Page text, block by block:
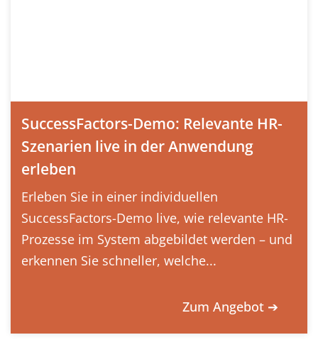
SuccessFactors-Demo: Relevante HR-
Szenarien live in der Anwendung
erleben
Erleben Sie in einer individuellen
SuccessFactors-Demo live, wie relevante HR-
Prozesse im System abgebildet werden – und
erkennen Sie schneller, welche...
Zum Angebot ➔